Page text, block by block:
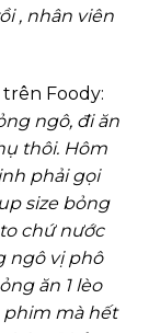
, nhân viên
Foody:
ngô, đi ăn
thôi. Hôm
phải gọi
size bỏng
chứ nước
ngô vị phô
ăn 1 lèo
phim mà hết